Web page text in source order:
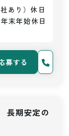
あり）休日
末年始休日
募する
長期安定の